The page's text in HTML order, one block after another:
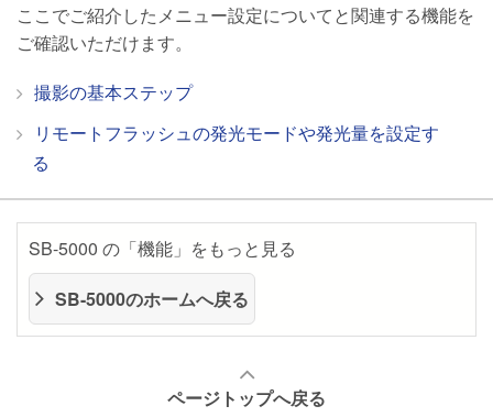
ここでご紹介したメニュー設定についてと関連する機能を
ご確認いただけます。
撮影の基本ステップ
リモートフラッシュの発光モードや発光量を設定す
る
SB-5000 の「機能」をもっと見る
SB-5000のホームへ戻る
ページトップへ戻る